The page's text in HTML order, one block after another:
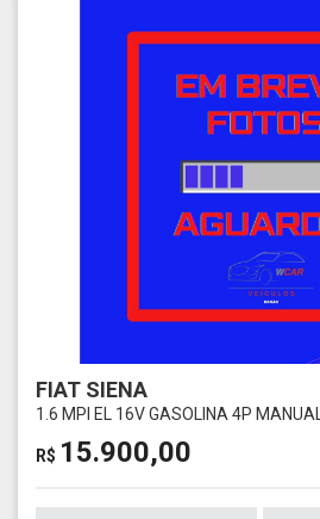
FIAT SIENA
1.6 MPI EL 16V GASOLINA 4P MANUAL
R$ 15.900,00